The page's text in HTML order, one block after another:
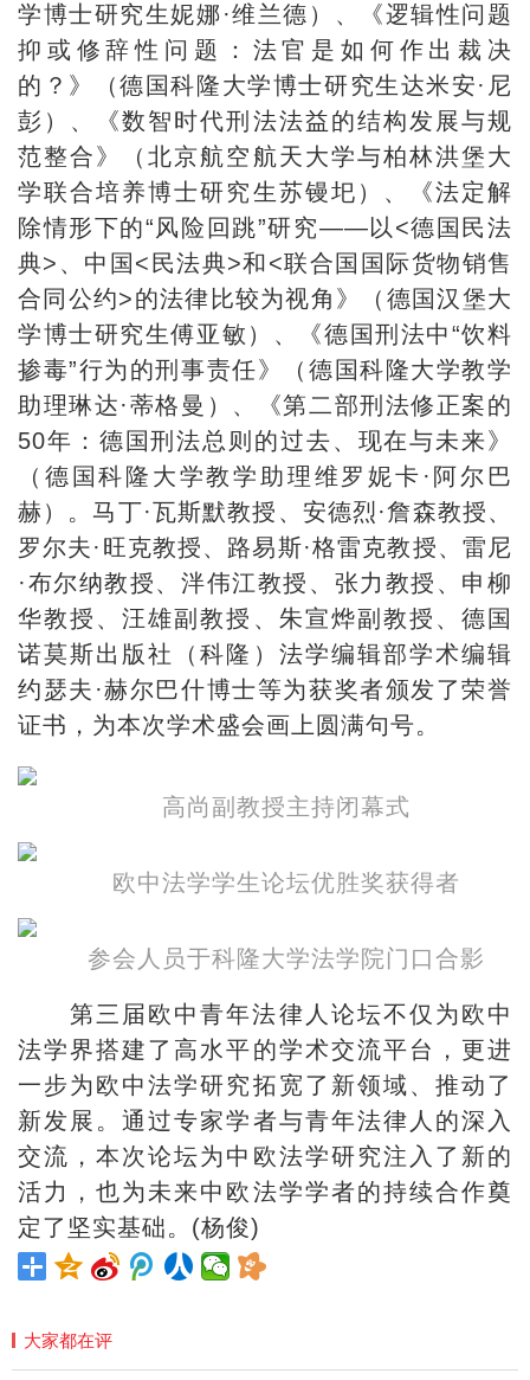
学博士研究生妮娜·维兰德）、《逻辑性问题
抑或修辞性问题：法官是如何作出裁决
的？》（德国科隆大学博士研究生达米安·尼
彭）、《数智时代刑法法益的结构发展与规
范整合》（北京航空航天大学与柏林洪堡大
学联合培养博士研究生苏镘圯）、《法定解
除情形下的“风险回跳”研究——以<德国民法
典>、中国<民法典>和<联合国国际货物销售
合同公约>的法律比较为视角》（德国汉堡大
学博士研究生傅亚敏）、《德国刑法中“饮料
掺毒”行为的刑事责任》（德国科隆大学教学
助理琳达·蒂格曼）、《第二部刑法修正案的
50年：德国刑法总则的过去、现在与未来》
（德国科隆大学教学助理维罗妮卡·阿尔巴
赫）。马丁·瓦斯默教授、安德烈·詹森教授、
罗尔夫·旺克教授、路易斯·格雷克教授、雷尼
·布尔纳教授、泮伟江教授、张力教授、申柳
华教授、汪雄副教授、朱宣烨副教授、德国
诺莫斯出版社（科隆）法学编辑部学术编辑
约瑟夫·赫尔巴什博士等为获奖者颁发了荣誉
证书，为本次学术盛会画上圆满句号。
高尚副教授主持闭幕式
欧中法学学生论坛优胜奖获得者
参会人员于科隆大学法学院门口合影
第三届欧中青年法律人论坛不仅为欧中
法学界搭建了高水平的学术交流平台，更进
一步为欧中法学研究拓宽了新领域、推动了
新发展。通过专家学者与青年法律人的深入
交流，本次论坛为中欧法学研究注入了新的
活力，也为未来中欧法学学者的持续合作奠
定了坚实基础。(杨俊)
大家都在评